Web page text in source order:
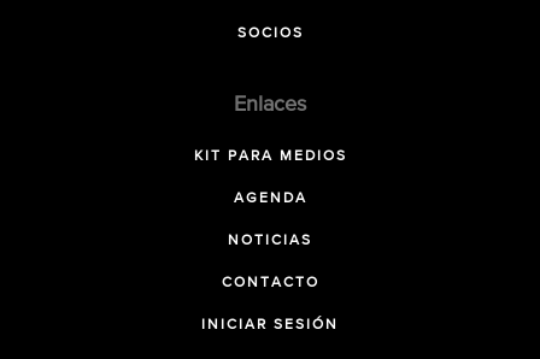
SOCIOS
Enlaces
KIT PARA MEDIOS
AGENDA
NOTICIAS
CONTACTO
INICIAR SESIÓN